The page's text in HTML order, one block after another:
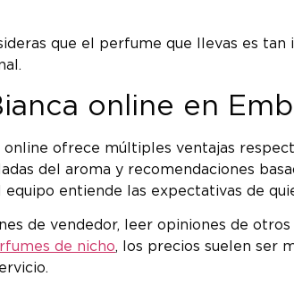
que el perfume que llevas es
online en
ofrece múltiples ventajas
del aroma y recomendaciones
entiende las expectativas de
de vendedor, leer opiniones de
de nicho, los precios suelen ser